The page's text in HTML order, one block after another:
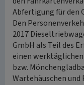
Abfertigung für den
Den
2017
GmbH als Teil des
einen
bzw.
Wartehäuschen und